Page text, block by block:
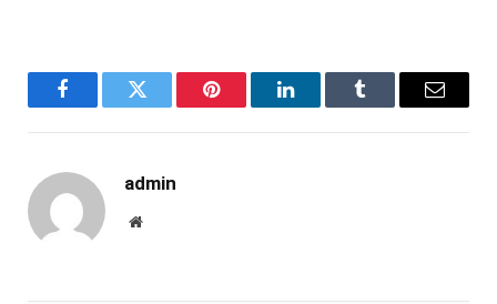
FacebookTwitter Pinterest LinkedInTumblr Email
admin
Website